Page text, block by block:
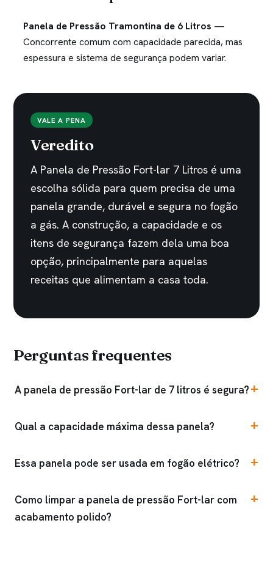
Panela de Pressão Tramontina de 6 Litros —
Concorrente comum com capacidade parecida, mas
espessura e sistema de segurança podem variar.
VALE A PENA
Veredito
A Panela de Pressão Fort-lar 7 Litros é uma
escolha sólida para quem precisa de uma
panela grande, durável e segura no fogão
a gás. A construção, a capacidade e os
itens de segurança fazem dela uma boa
opção, principalmente para aquelas
receitas que alimentam a casa toda.
Perguntas frequentes
A panela de pressão Fort-lar de 7 litros é segura?
Qual a capacidade máxima dessa panela?
Essa panela pode ser usada em fogão elétrico?
Como limpar a panela de pressão Fort-lar com
acabamento polido?